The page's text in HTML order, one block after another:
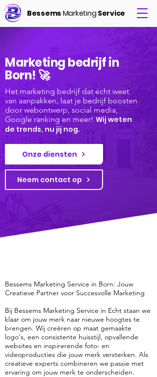
Bessems Marketing Service
Marketing bedrijf in
Born! 🚀
Het marketing bedrijf dat écht weet
van aanpakken, laat je bedrijf boosten
door webontwerp, social media,
Google ranking en meer! Wij weten
de trends, nu jij nog.
Onze diensten
Neem contact op
Bessems Marketing Service in Born: Jouw
Creatieve Partner voor Succesvolle Marketing
Bij Bessems Marketing Service in Echt staan we
klaar om jouw merk naar nieuwe hoogtes te
brengen. Wij creëren op maat gemaakte
logo's, een consistente huisstijl, opvallende
websites en inspirerende foto- en
videoproducties die jouw merk versterken. Als
creatieve experts combineren we passie met
ervaring om jouw merk te onderscheiden.